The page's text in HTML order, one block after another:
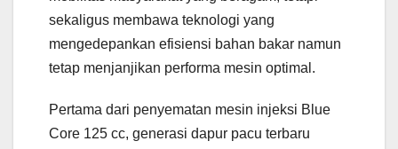
sekaligus membawa teknologi yang
mengedepankan efisiensi bahan bakar namun
tetap menjanjikan performa mesin optimal.
Pertama dari penyematan mesin injeksi Blue
Core 125 cc, generasi dapur pacu terbaru